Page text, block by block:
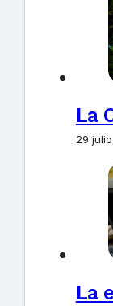
La
29
La